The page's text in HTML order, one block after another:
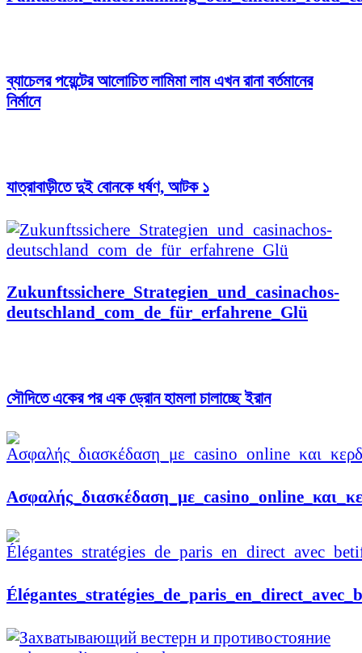
ব্যাচেলর পয়েন্টের আলোচিত লামিমা লাম এখন রানা বর্তমানের
নির্মানে
যাত্রাবাড়ীতে দুই বোনকে ধর্ষণ, আটক ১
Zukunftssichere_Strategien_und_casinachos-
deutschland_com_de_für_erfahrene_Glü
সৌদিতে একের পর এক ড্রোন হামলা চালাচ্ছে ইরান